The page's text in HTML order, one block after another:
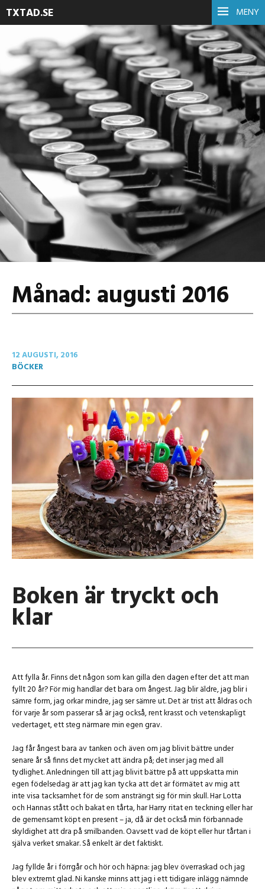
MENY
TXTAD.SE
Månad: augusti 2016
12 AUGUSTI, 2016
BÖCKER
Boken är tryckt och
klar
Att fylla år. Finns det någon som kan gilla den dagen efter det att man
fyllt 20 år? För mig handlar det bara om ångest. Jag blir äldre, jag blir i
sämre form, jag orkar mindre, jag ser sämre ut. Det är trist att åldras och
för varje år som passerar så är jag också, rent krasst och vetenskapligt
vedertaget, ett steg närmare min egen grav.
Jag får ångest bara av tanken och även om jag blivit bättre under
senare år så finns det mycket att ändra på; det inser jag med all
tydlighet. Anledningen till att jag blivit bättre på att uppskatta min
egen födelsedag är att jag kan tycka att det är förmätet av mig att
inte visa tacksamhet för de som ansträngt sig för min skull. Har Lotta
och Hannas stått och bakat en tårta, har Harry ritat en teckning eller har
de gemensamt köpt en present – ja, då är det också min förbannade
skyldighet att dra på smilbanden. Oavsett vad de köpt eller hur tårtan i
själva verket smakar. Så enkelt är det faktiskt.
Jag fyllde år i förrgår och hör och häpna: jag blev överraskad och jag
blev extremt glad. Ni kanske minns att jag i ett tidigare inlägg nämnde